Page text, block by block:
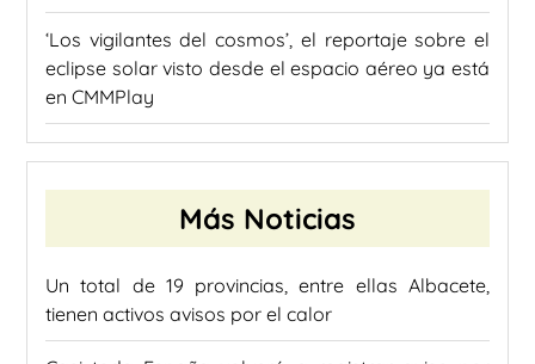
‘Los vigilantes del cosmos’, el reportaje sobre el
eclipse solar visto desde el espacio aéreo ya está
en CMMPlay
Más Noticias
Un total de 19 provincias, entre ellas Albacete,
tienen activos avisos por el calor